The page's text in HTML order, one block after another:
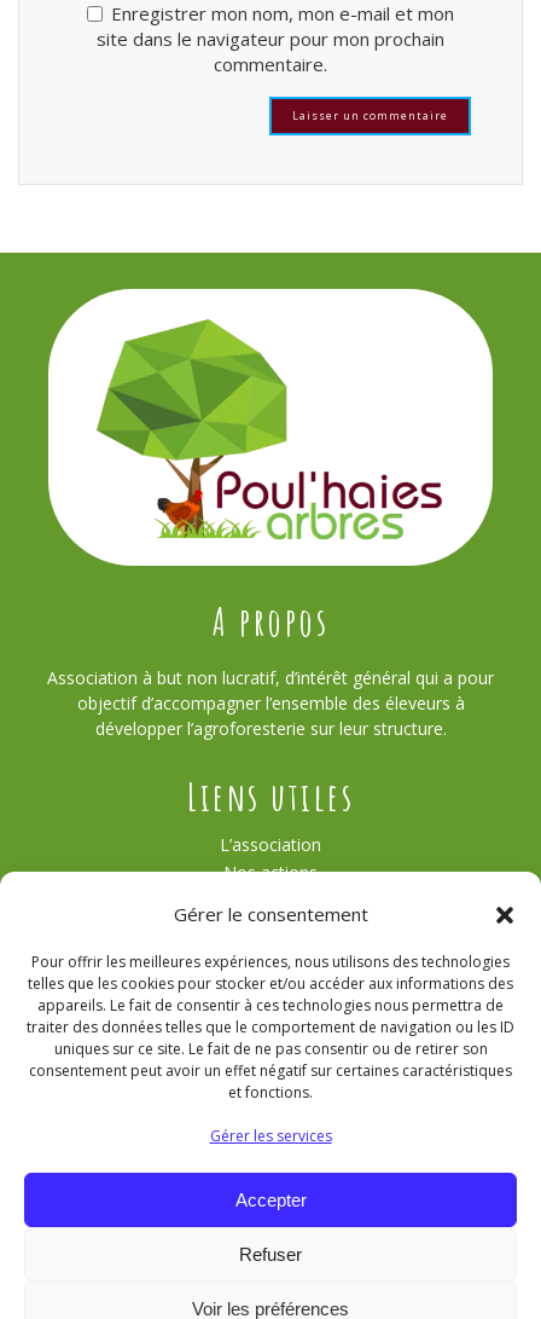
Gérer le consentement
Pour offrir les meilleures expériences, nous utilisons des technologies
telles que les cookies pour stocker et/ou accéder aux informations des
appareils. Le fait de consentir à ces technologies nous permettra de
traiter des données telles que le comportement de navigation ou les ID
uniques sur ce site. Le fait de ne pas consentir ou de retirer son
consentement peut avoir un effet négatif sur certaines caractéristiques
et fonctions.
Gérer les services
Accepter
Refuser
Voir les préférences
Enregistrer mon nom, mon e-mail et mon
site dans le navigateur pour mon prochain
commentaire.
A propos
Association à but non lucratif, d’intérêt général qui a pour
objectif d’accompagner l’ensemble des éleveurs à
développer l’agroforesterie sur leur structure.
Liens utiles
L’association
Nos actions
Actualités
Contact
Agroforesterie
Nous contacter
poulhaiesarbres@gmail.com
Retrouvez-nous sur LinkedIn